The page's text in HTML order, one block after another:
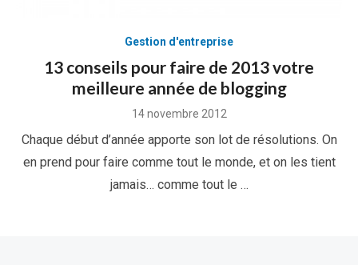
Gestion d'entreprise
13 conseils pour faire de 2013 votre
meilleure année de blogging
Posted
14 novembre 2012
Chaque début d’année apporte son lot de résolutions. On
en prend pour faire comme tout le monde, et on les tient
jamais… comme tout le …